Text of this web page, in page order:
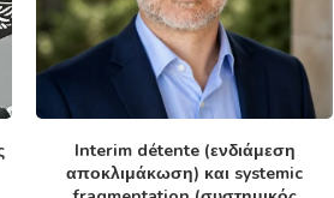
Interim détente (ενδιάμεση
αποκλιμάκωση) και systemic